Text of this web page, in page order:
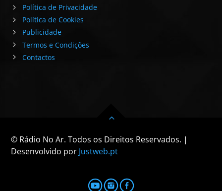
Política de Privacidade
Política de Cookies
Publicidade
Termos e Condições
Contactos
© Rádio No Ar. Todos os Direitos Reservados. |
Desenvolvido por Justweb.pt